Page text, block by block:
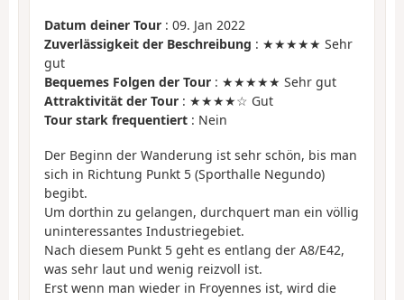
Datum deiner Tour : 09. Jan 2022
Zuverlässigkeit der Beschreibung : ★★★★★ Sehr
gut
Bequemes Folgen der Tour : ★★★★★ Sehr gut
Attraktivität der Tour : ★★★★☆ Gut
Tour stark frequentiert : Nein
Der Beginn der Wanderung ist sehr schön, bis man
sich in Richtung Punkt 5 (Sporthalle Negundo)
begibt.
Um dorthin zu gelangen, durchquert man ein völlig
uninteressantes Industriegebiet.
Nach diesem Punkt 5 geht es entlang der A8/E42,
was sehr laut und wenig reizvoll ist.
Erst wenn man wieder in Froyennes ist, wird die